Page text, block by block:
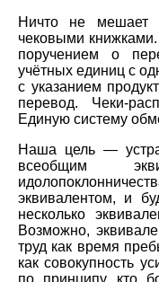
Ничто не мешает
чековыми
поручением о
учётных единиц с
с указанием
перевод. Чеки-
Единую систему
Наша цель —
всеобщим
эквивалентом, и
несколько
Возможно,
труд как время
как совокупность
по принципу, кто